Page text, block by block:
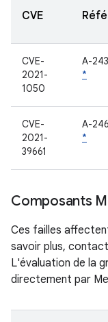
CVE
CVE-
2021-
1050
A-
*
CVE-
2021-
39661
A-
*
Composants
Ces failles
savoir plus,
L'évaluation de la
directement par